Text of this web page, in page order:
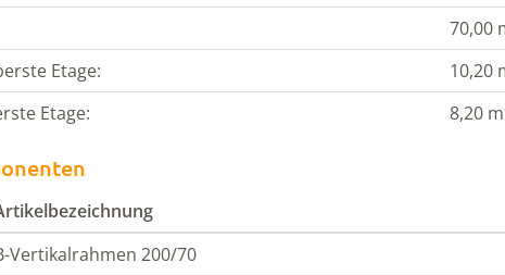
70,00
Etage:
10,20
Etage:
8,20 m
Vertikalrahmen 200/70